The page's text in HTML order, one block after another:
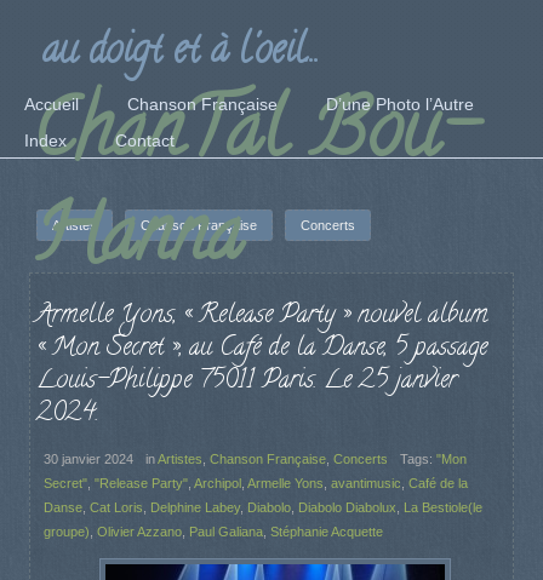
ChanTal Bou-
Hanna
au doigt et à l'oeil...
Accueil Chanson Française
D’une Photo l’Autre
Index
Contact
Artistes Chanson Française Concerts
Armelle Yons, « Release Party » nouvel album
« Mon Secret », au Café de la Danse, 5 passage
Louis-Philippe 75011 Paris. Le 25 janvier
2024.
30 janvier 2024 inArtistes Chanson Française Concerts Tags: "Mon
Secret" "Release Party" Archipol Armelle Yons avantimusic Café de la
Danse Cat Loris Delphine Labey, Diabolo Diabolo Diabolux
La Bestiole(le
groupe) Olivier Azzano Paul Galiana Stéphanie Acquette